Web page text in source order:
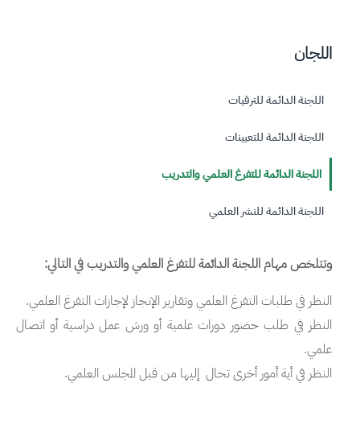
اللجان
اللجنة الدائمة للترقيات
اللجنة الدائمة للتعيينات
اللجنة الدائمة للتفرغ العلمي والتدريب
اللجنة الدائمة للنشر العلمي
وتتلخص مهام اللجنة الدائمة للتفرغ العلمي والتدريب في التالي:
النظر في طلبات التفرغ العلمي وتقارير الإنجاز لإجازات التفرغ العلمي.
النظر في طلب حضور دورات علمية أو ورش عمل دراسية أو اتصال
علمي.
النظر في أية أمور أخرى تحال إليها من قبل المجلس العلمي.